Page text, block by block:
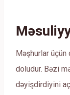
Məşhurlar
doludur. Bəzi
dəyişdirdiyini